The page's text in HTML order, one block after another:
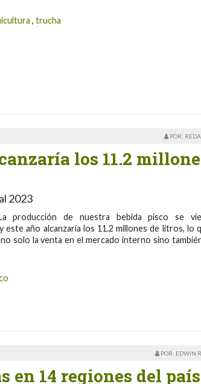
, trucha
POR:
los 11.2
2023
producción de nuestra bebida pisco se
este año alcanzaría los 11.2 millones de litros, lo
solo la venta en el mercado interno sino
POR: EDWIN
en 14 regiones del país